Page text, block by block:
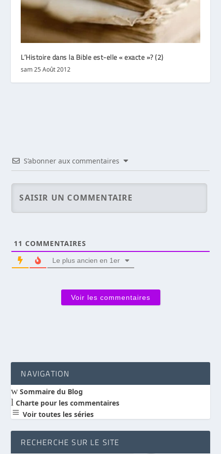
L’Histoire dans la Bible est-elle « exacte »? (2)
sam 25 Août 2012
S’abonner aux commentaires
11 COMMENTAIRES
Le plus ancien en 1er
Voir les commentaires
NAVIGATION
wSommaire du Blog
l Charte pour les commentaires
a Voir toutes les séries
RECHERCHE SUR LE SITE